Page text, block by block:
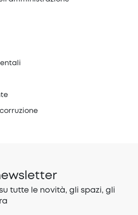
tutte le novità, gli spazi, gli